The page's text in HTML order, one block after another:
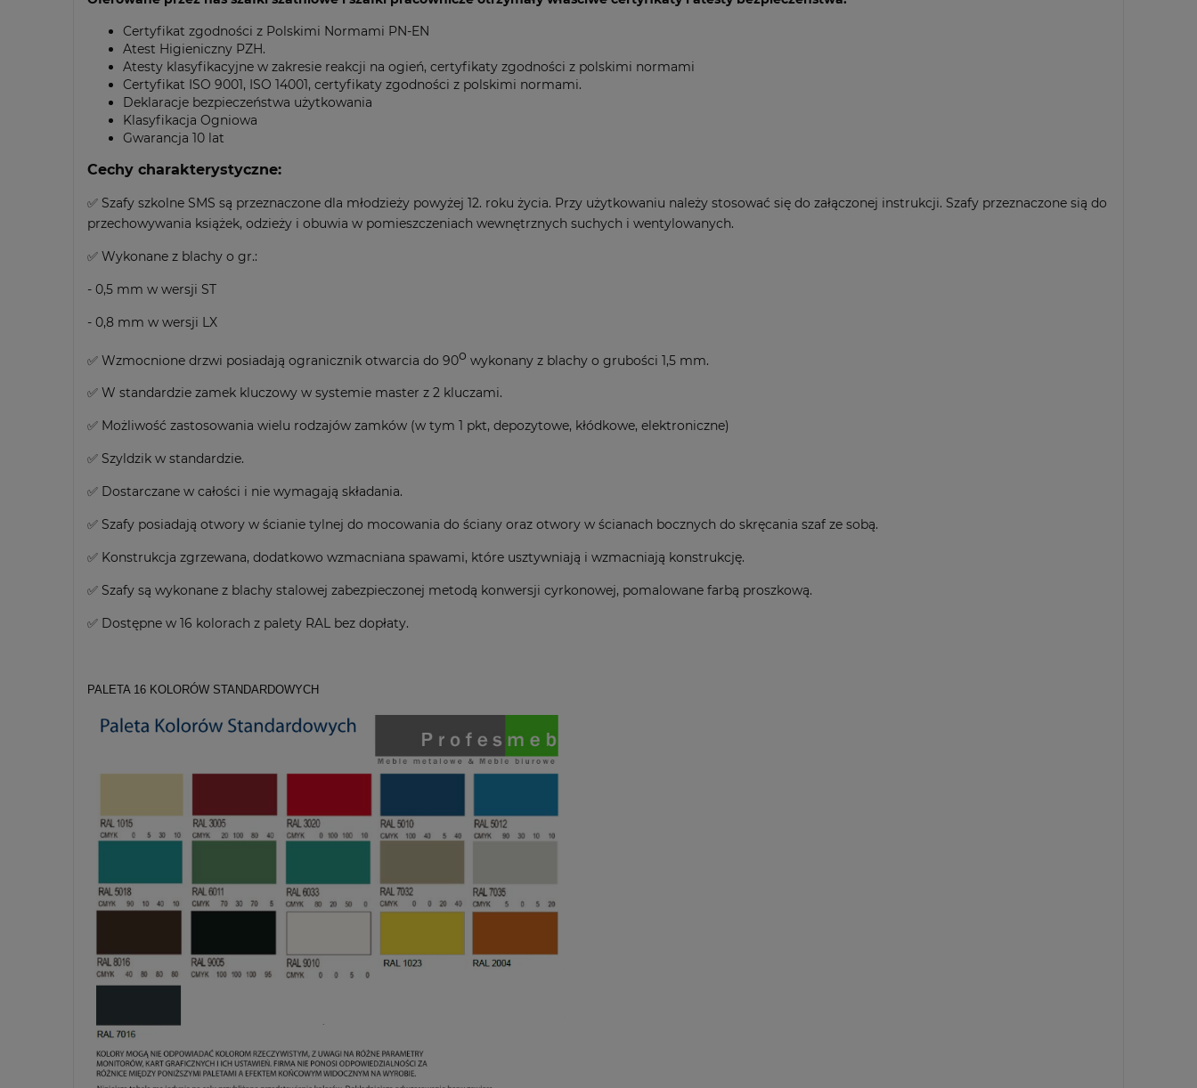
Certyfikat zgodności z Polskimi Normami PN-EN
Atest Higieniczny PZH.
Atesty klasyfikacyjne w zakresie reakcji na ogień, certyfikaty zgodności z polskimi normami
Certyfikat ISO 9001, ISO 14001, certyfikaty zgodności z polskimi normami.
Deklaracje bezpieczeństwa użytkowania
Klasyfikacja Ogniowa
Gwarancja 10 lat
Cechy charakterystyczne:
✅ Szafy szkolne SMS są przeznaczone dla młodzieży powyżej 12. roku życia. Przy użytkowaniu należy stosować się do załączonej instrukcji. Szafy przeznaczone sią do
przechowywania książek, odzieży i obuwia w pomieszczeniach wewnętrznych suchych i wentylowanych.
✅ Wykonane z blachy o gr.:
- 0,5 mm w wersji ST
- 0,8 mm w wersji LX
✅ Wzmocnione drzwi posiadają ogranicznik otwarcia do 90o wykonany z blachy o grubości 1,5 mm.
✅ W standardzie zamek kluczowy w systemie master z 2 kluczami.
✅ Możliwość zastosowania wielu rodzajów zamków (w tym 1 pkt, depozytowe, kłódkowe, elektroniczne)
✅ Szyldzik w standardzie.
✅ Dostarczane w całości i nie wymagają składania.
✅ Szafy posiadają otwory w ścianie tylnej do mocowania do ściany oraz otwory w ścianach bocznych do skręcania szaf ze sobą.
✅ Konstrukcja zgrzewana, dodatkowo wzmacniana spawami, które usztywniają i wzmacniają konstrukcję.
✅ Szafy są wykonane z blachy stalowej zabezpieczonej metodą konwersji cyrkonowej, pomalowane farbą proszkową.
✅ Dostępne w 16 kolorach z palety RAL bez dopłaty.
PALETA 16 KOLORÓW STANDARDOWYCH